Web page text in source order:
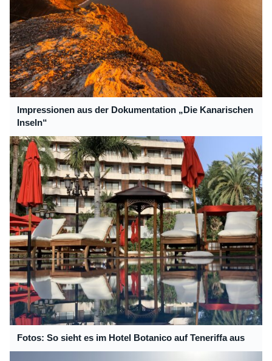
Impressionen aus der Dokumentation „Die Kanarischen
Inseln“
Fotos: So sieht es im Hotel Botanico auf Teneriffa aus